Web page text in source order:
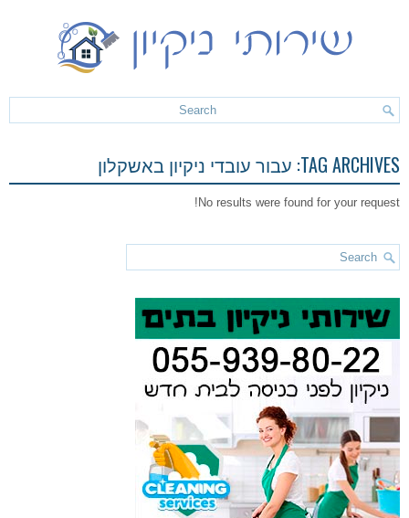
TAG ARCHIVES: עבור עובדי ניקיון באשקלון
No results were found for your request!